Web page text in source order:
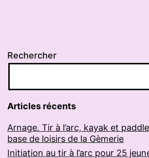
Rechercher
Articles récents
Arnage. Tir à l’arc, kayak et
base de loisirs de la Gèmerie
Initiation au tir à l’arc pour 25